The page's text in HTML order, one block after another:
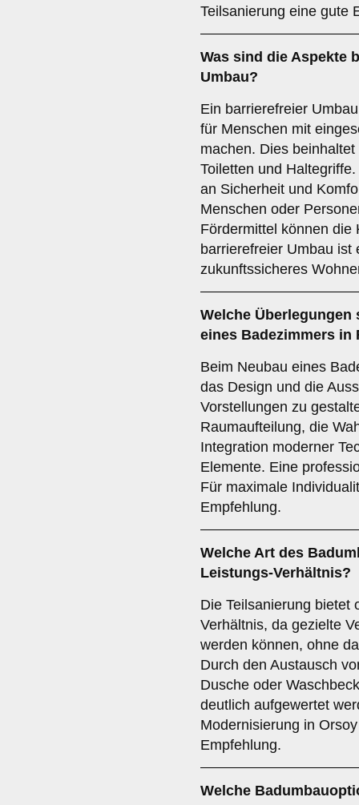
Teilsanierung eine gute
Was sind die Aspekte
Umbau?
Ein barrierefreier
für Menschen mit
machen. Dies
Toiletten und
an Sicherheit und
Menschen oder
Fördermittel können die
barrierefreier Umbau ist
zukunftssicheres
Welche
eines Badezimmers in
Beim Neubau eines
das Design und die
Vorstellungen zu
Raumaufteilung, die
Integration moderner
Elemente. Eine
Für maximale
Empfehlung.
Welche Art des
Leistungs-Verhältnis?
Die Teilsanierung bietet
Verhältnis, da gezielte
werden können, ohne
Durch den Austausch
Dusche oder
deutlich aufgewertet
Modernisierung in
Empfehlung.
Welche